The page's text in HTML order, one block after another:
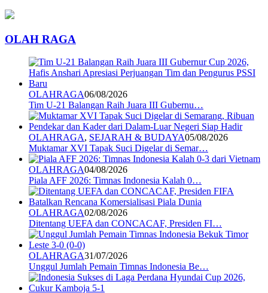
OLAH RAGA
OLAHRAGA06/08/2026
Tim U-21 Balangan Raih Juara III Gubernu…
OLAHRAGA, SEJARAH & BUDAYA05/08/2026
Muktamar XVI Tapak Suci Digelar di Semar…
OLAHRAGA04/08/2026
Piala AFF 2026: Timnas Indonesia Kalah 0…
OLAHRAGA02/08/2026
Ditentang UEFA dan CONCACAF, Presiden FI…
OLAHRAGA31/07/2026
Unggul Jumlah Pemain Timnas Indonesia Be…